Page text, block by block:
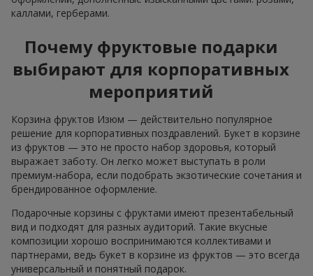
каллами, герберами.
Почему фруктовые подарки
выбирают для корпоративных
мероприятий
Корзина фруктов Изюм — действительно популярное
решение для корпоративных поздравлений. Букет в корзине
из фруктов — это не просто набор здоровья, который
выражает заботу. Он легко может выступать в роли
премиум-набора, если подобрать экзотические сочетания и
брендированное оформление.
Подарочные корзины с фруктами имеют презентабельный
вид и подходят для разных аудиторий. Такие вкусные
композиции хорошо воспринимаются коллективами и
партнерами, ведь букет в корзине из фруктов — это всегда
универсальный и понятный подарок.